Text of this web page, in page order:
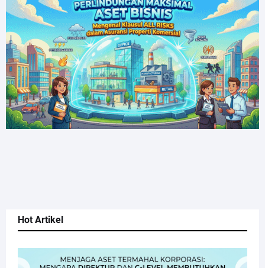
Hot Artikel